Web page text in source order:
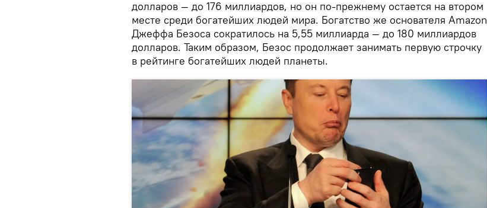
долларов — до 176 миллиардов, но он по-прежнему остается на втором
месте среди богатейших людей мира. Богатство же основателя Amazon
Джеффа Безоса сократилось на 5,55 миллиарда — до 180 миллиардов
долларов. Таким образом, Безос продолжает занимать первую строчку
в рейтинге богатейших людей планеты.